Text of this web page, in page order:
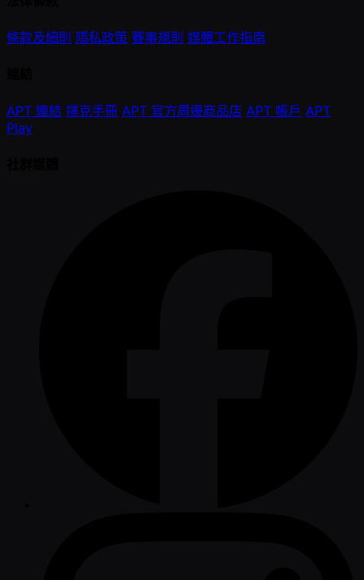
條款及細則 隱私政策 賽事規則 媒體工作指南
APT 連結 撲克手冊 APT 官方周邊商品店 APT 帳戶 APT
Play